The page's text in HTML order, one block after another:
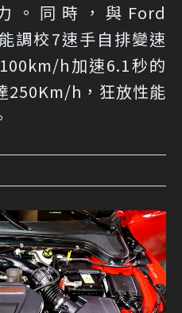
。同時，與Ford
調校7速手自排變速
h加速6.1秒的
250Km/h，狂放性能